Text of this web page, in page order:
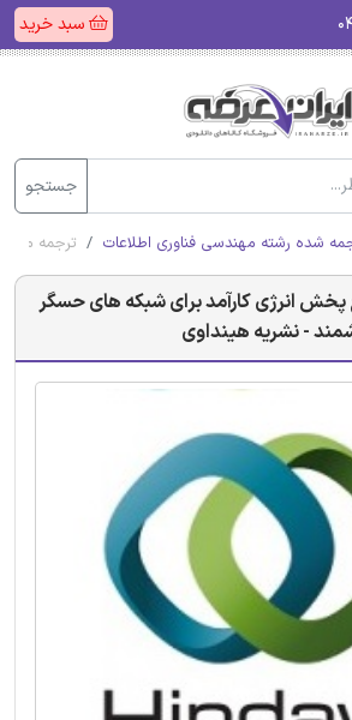
سبد خرید
جستجو
شده رشته مهندسی فناوری اطلاعات ترجمه
انرژی کارآمد برای شبکه های حسگر
- نشریه هینداوی